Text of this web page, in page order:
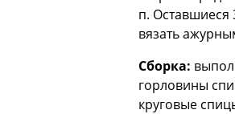
п. Оставшиеся
вязать
Сборка:
горловины
круговые